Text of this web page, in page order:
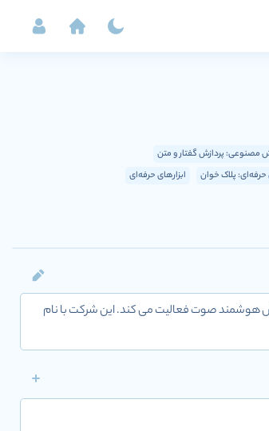
پردازش گفتار و متن
حرفه‌ای: پلاک خوان
ابزارهای حرفه‌ای
داده، پردازش هوشمند صوت فعالیت می کند. این شرکت با نام